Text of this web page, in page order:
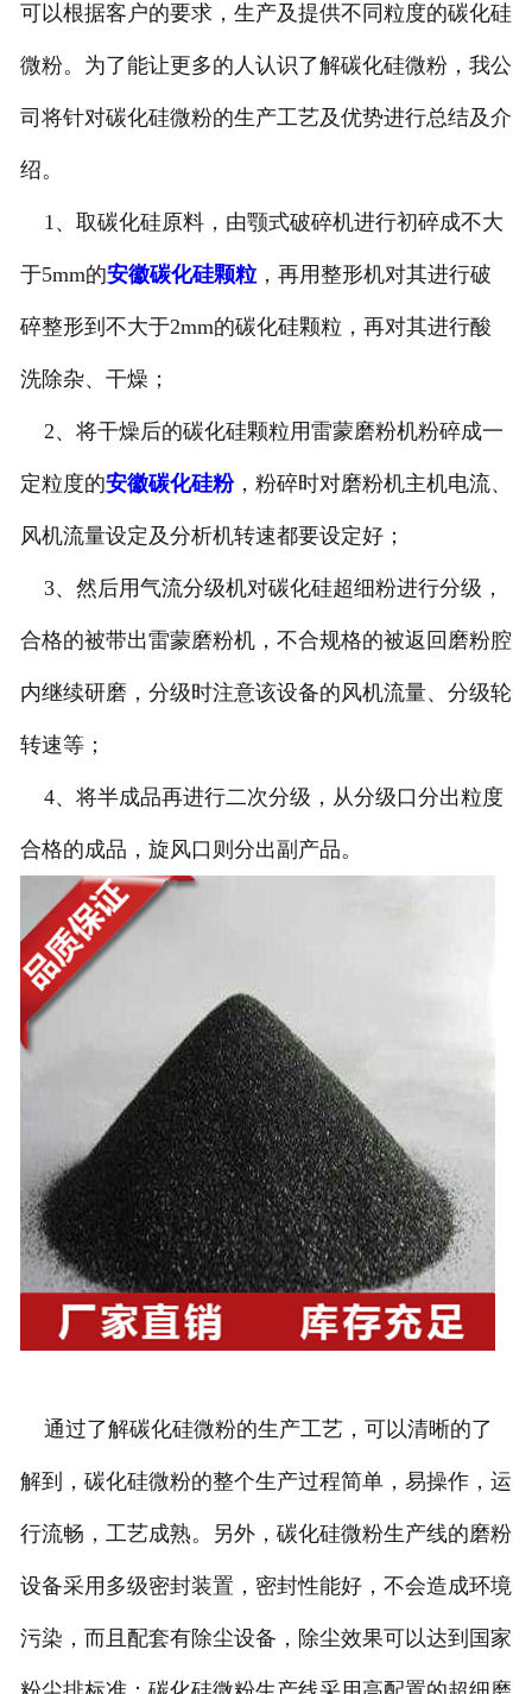
可以根据客户的要求，生产及提供不同粒度的碳化硅
微粉。为了能让更多的人认识了解碳化硅微粉，我公
司将针对碳化硅微粉的生产工艺及优势进行总结及介
绍。
1、取碳化硅原料，由颚式破碎机进行初碎成不大
于5mm的安徽碳化硅颗粒，再用整形机对其进行破
碎整形到不大于2mm的碳化硅颗粒，再对其进行酸
洗除杂、干燥；
2、将干燥后的碳化硅颗粒用雷蒙磨粉机粉碎成一
定粒度的安徽碳化硅粉，粉碎时对磨粉机主机电流、
风机流量设定及分析机转速都要设定好；
3、然后用气流分级机对碳化硅超细粉进行分级，
合格的被带出雷蒙磨粉机，不合规格的被返回磨粉腔
内继续研磨，分级时注意该设备的风机流量、分级轮
转速等；
4、将半成品再进行二次分级，从分级口分出粒度
合格的成品，旋风口则分出副产品。
通过了解碳化硅微粉的生产工艺，可以清晰的了
解到，碳化硅微粉的整个生产过程简单，易操作，运
行流畅，工艺成熟。另外，碳化硅微粉生产线的磨粉
设备采用多级密封装置，密封性能好，不会造成环境
污染，而且配套有除尘设备，除尘效果可以达到国家